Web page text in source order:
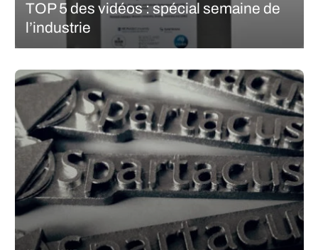
TOP 5 des vidéos : spécial semaine de
l’industrie
manifestations gratuites seront organisées un peu partout en
France pour vous permettre de découvrir le monde de l’industrie.
Cette semaine 3DNatives à donc décidé de réaliser une édition
spéciale industrie de son…
LIRE LA SUITE